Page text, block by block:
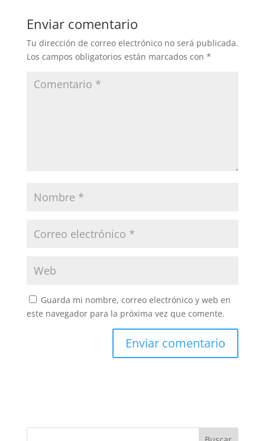
Enviar comentario
Tu dirección de correo electrónico no será publicada.
Los campos obligatorios están marcados con *
Guarda mi nombre, correo electrónico y web en
este navegador para la próxima vez que comente.